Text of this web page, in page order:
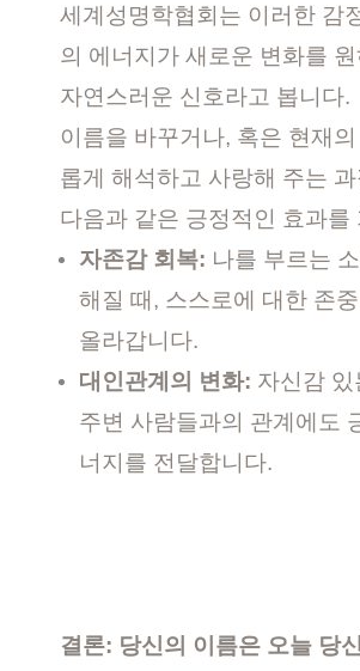
세계성명학협회는 이러한 감
의 에너지가 새로운 변화를
자연스러운 신호라고 봅니다.
이름을 바꾸거나, 혹은 현재의
롭게 해석하고 사랑해 주는
다음과 같은 긍정적인 효과를
자존감 회복: 나를 부르는
해질 때, 스스로에 대한 존중
올라갑니다.
대인관계의 변화: 자신감
주변 사람들과의 관계에도
너지를 전달합니다.
결론: 당신의 이름은 오늘 당